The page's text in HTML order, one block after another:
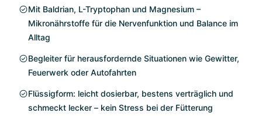
Mit Baldrian, L-Tryptophan und Magnesium –
Mikronährstoffe für die Nervenfunktion und Balance im
Alltag
Begleiter für herausfordernde Situationen wie Gewitter,
Feuerwerk oder Autofahrten
Flüssigform: leicht dosierbar, bestens verträglich und
schmeckt lecker – kein Stress bei der Fütterung